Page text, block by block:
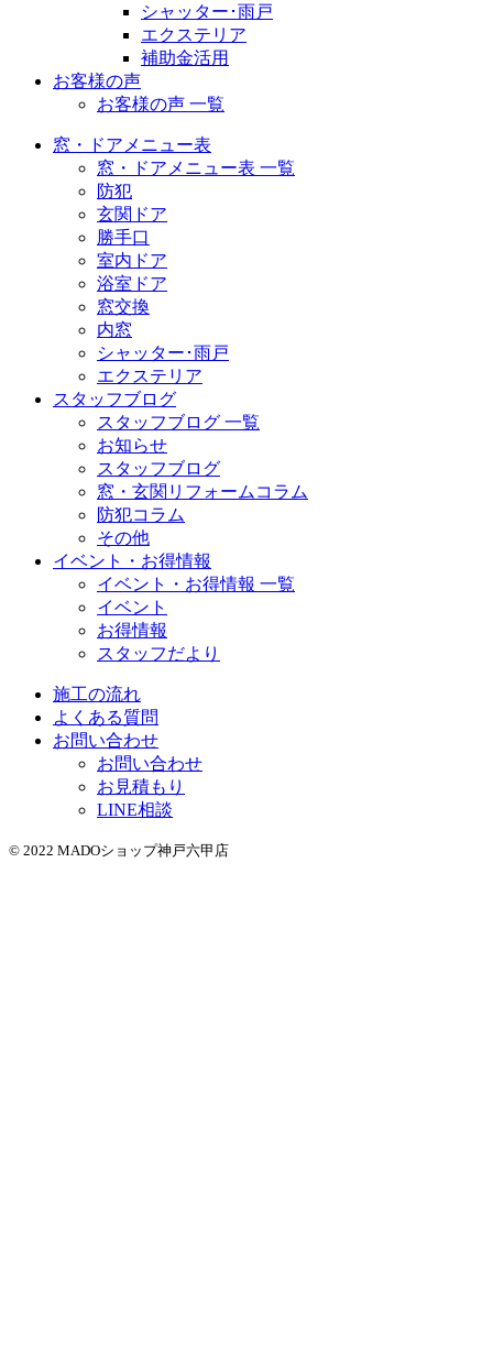
シャッター･雨戸
エクステリア
補助金活用
お客様の声
お客様の声 一覧
窓・ドアメニュー表
窓・ドアメニュー表 一覧
防犯
玄関ドア
勝手口
室内ドア
浴室ドア
窓交換
内窓
シャッター･雨戸
エクステリア
スタッフブログ
スタッフブログ 一覧
お知らせ
スタッフブログ
窓・玄関リフォームコラム
防犯コラム
その他
イベント・お得情報
イベント・お得情報 一覧
イベント
お得情報
スタッフだより
施工の流れ
よくある質問
お問い合わせ
お問い合わせ
お見積もり
LINE相談
© 2022 MADOショップ神戸六甲店